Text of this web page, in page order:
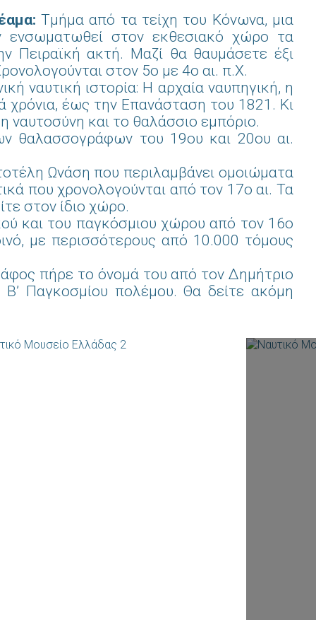
Τμήμα από τα τείχη του Κόνωνα, μια
ενσωματωθεί στον εκθεσιακό χώρο τα
Πειραϊκή ακτή. Μαζί θα θαυμάσετε έξι
στον 5ο με 4ο αι. π.Χ.
ναυτική ιστορία: Η αρχαία ναυπηγική, η
χρόνια, έως την Επανάσταση του 1821. Κι
ναυτοσύνη και το θαλάσσιο εμπόριο.
θαλασσογράφων του 19ου και 20ου αι.
Ωνάση που περιλαμβάνει ομοιώματα
που χρονολογούνται από τον 17ο αι. Τα
στον ίδιο χώρο.
και του παγκόσμιου χώρου από τον 16ο
με περισσότερους από 10.000 τόμους
πήρε το όνομά του από τον Δημήτριο
Παγκοσμίου πολέμου. Θα δείτε ακόμη